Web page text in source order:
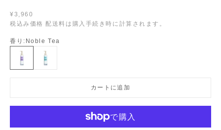
セール価格
¥3,960
税込み価格 配送料 は購入手続き時に計算されます。
香り: Noble Tea
Noble TeaLuminous Tea
カートに追加